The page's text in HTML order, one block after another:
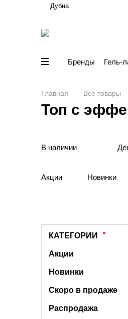
Дубна
Бренды Гель-
Главная Все товары
Топ с
В наличии
Акции Новинки
КАТЕГОРИИ
Акции
Новинки
Скоро в продаже
Распродажа